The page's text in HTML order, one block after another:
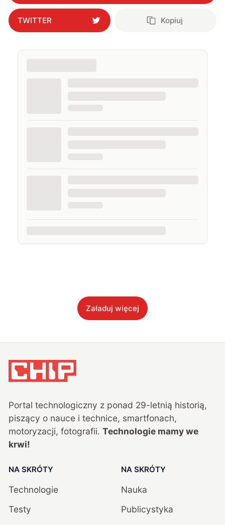
TWITTER Kopiuj
Załaduj więcej
Portal technologiczny z ponad 29-letnią historią,
piszący o nauce i technice, smartfonach,
motoryzacji, fotografii. Technologie mamy we
krwi!
NA SKRÓTY
Technologie
Testy
NA SKRÓTY
Nauka
Publicystyka